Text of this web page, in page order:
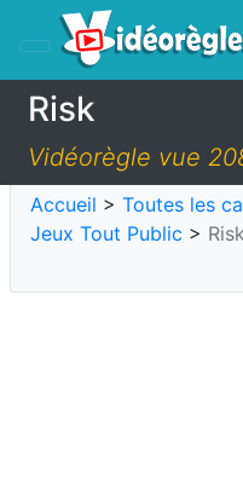
Risk
Vidéorègle vue
Accueil > Toutes les
Jeux Tout Public > Risk